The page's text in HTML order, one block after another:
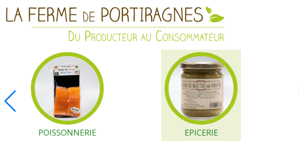
POISSONNERIE EPICERIE